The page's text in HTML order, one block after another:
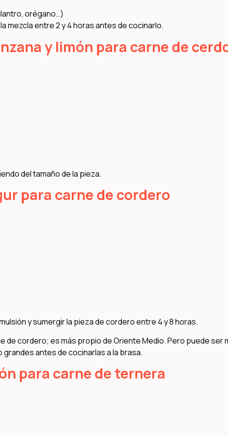
orégano…)
mezcla entre 2 y 4 horas antes de cocinarlo.
y limón para carne de
del tamaño de la pieza.
para carne de cordero
y sumergir la pieza de cordero entre 4 y 8 horas.
de cordero; es más propio de Oriente Medio. Pero puede ser
antes de cocinarlas a la brasa.
para carne de ternera